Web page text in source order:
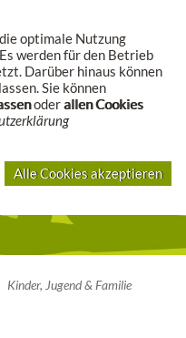
optimale Nutzung
werden für den Betrieb
Darüber hinaus können
Sie können
oderallen Cookies
Alle Cookies akzeptieren
Kinder, Jugend & Familie